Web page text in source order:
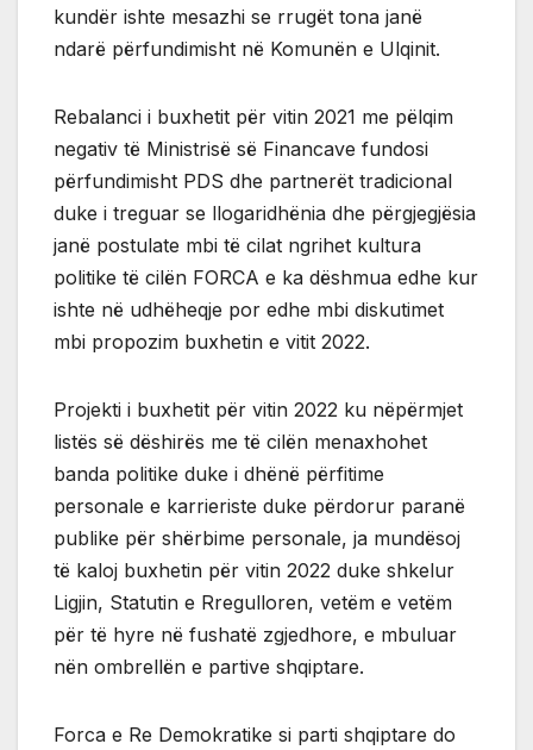
kundër ishte mesazhi se rrugët tona janë
ndarë përfundimisht në Komunën e Ulqinit.
Rebalanci i buxhetit për vitin 2021 me pëlqim
negativ të Ministrisë së Financave fundosi
përfundimisht PDS dhe partnerët tradicional
duke i treguar se llogaridhënia dhe përgjegjësia
janë postulate mbi të cilat ngrihet kultura
politike të cilën FORCA e ka dëshmua edhe kur
ishte në udhëheqje por edhe mbi diskutimet
mbi propozim buxhetin e vitit 2022.
Projekti i buxhetit për vitin 2022 ku nëpërmjet
listës së dëshirës me të cilën menaxhohet
banda politike duke i dhënë përfitime
personale e karrieriste duke përdorur paranë
publike për shërbime personale, ja mundësoj
të kaloj buxhetin për vitin 2022 duke shkelur
Ligjin, Statutin e Rregulloren, vetëm e vetëm
për të hyre në fushatë zgjedhore, e mbuluar
nën ombrellën e partive shqiptare.
Forca e Re Demokratike si parti shqiptare do